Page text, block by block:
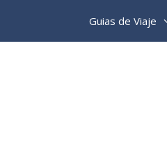
Guias de Viaje